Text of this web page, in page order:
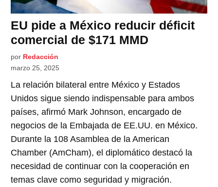
EU pide a México reducir déficit
comercial de $171 MMD
por Redacción
marzo 25, 2025
La relación bilateral entre México y Estados
Unidos sigue siendo indispensable para ambos
países, afirmó Mark Johnson, encargado de
negocios de la Embajada de EE.UU. en México.
Durante la 108 Asamblea de la American
Chamber (AmCham), el diplomático destacó la
necesidad de continuar con la cooperación en
temas clave como seguridad y migración.